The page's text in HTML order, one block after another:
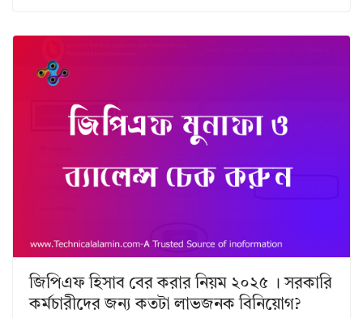
জিপিএফ হিসাব বের করার নিয়ম ২০২৫ । সরকারি
কর্মচারীদের জন্য কতটা লাভজনক বিনিয়োগ?